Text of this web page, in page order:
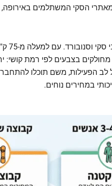
הסקי המשתלמים באירופה,
מחולקים בצבעים לפי רמת
לב הפעילות, משם תוכלו
במחירים נוחים.